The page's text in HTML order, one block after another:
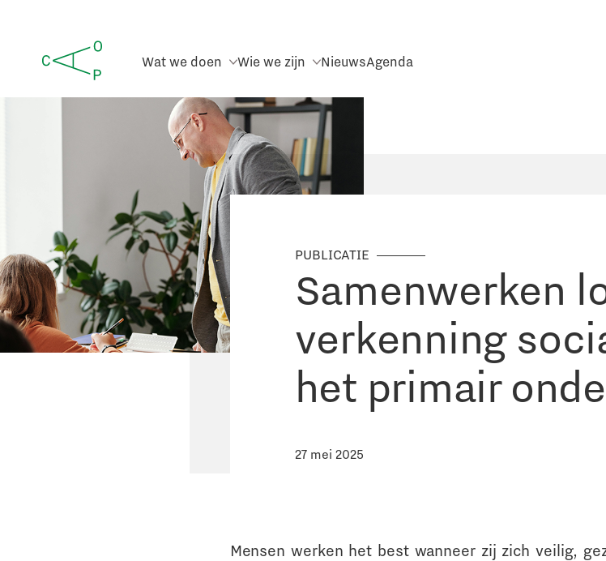
Wat we doen Wie we zijn NieuwsAgenda
PUBLICATIE
Samenwerken
verkenning
het primair
27 mei 2025
Mensen werken het best wanneer zij zich veilig,